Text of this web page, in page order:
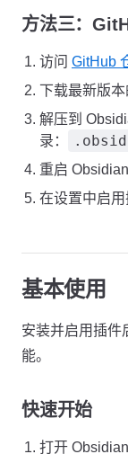
方法三：
访问 GitHub
下载最新版
解压到
录：
重启 Obsidian
在设置中启
基本使用
安装并启用插件
能。
快速开始
打开